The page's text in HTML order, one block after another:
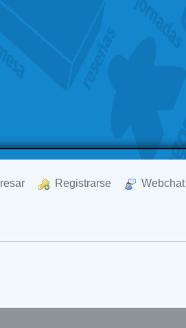
Registrarse Webchat